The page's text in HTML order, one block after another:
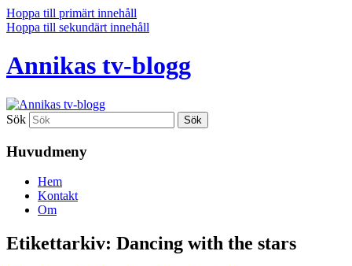
Hoppa till primärt innehåll
Hoppa till sekundärt innehåll
Annikas tv-blogg
Sök
Huvudmeny
Hem
Kontakt
Om
Etikettarkiv: Dancing with the stars